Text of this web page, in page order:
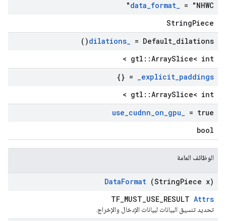
data_format_ = "NHWC"
StringPiece
dilations_ = Default_dilations(
)
gtl::ArraySlice< int >
explicit_paddings
_
= {}
gtl::ArraySlice< int >
use_cudnn_on_gpu_ = true
bool
الوظائف العامة
DataFormat (StringPiece x)
TF_MUST_USE_RESULT Attrs
تحديد تنسيق البيانات لبيانات الإدخال والإخراج.